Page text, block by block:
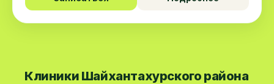
Клиники Шайхантахурского района